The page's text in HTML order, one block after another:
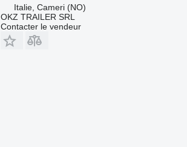
Italie, Cameri (NO)
OKZ TRAILER SRL
Contacter le vendeur